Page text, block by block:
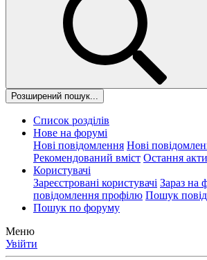
Розширений пошук...
Список розділів
Нове на форумі
Нові повідомлення Нові
Рекомендований вміст Остання
Користувачі
Зареєстровані користувачі Зараз на
повідомлення профілю Пошук
Пошук по форуму
Меню
Увійти